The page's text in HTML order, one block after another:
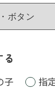
子 指